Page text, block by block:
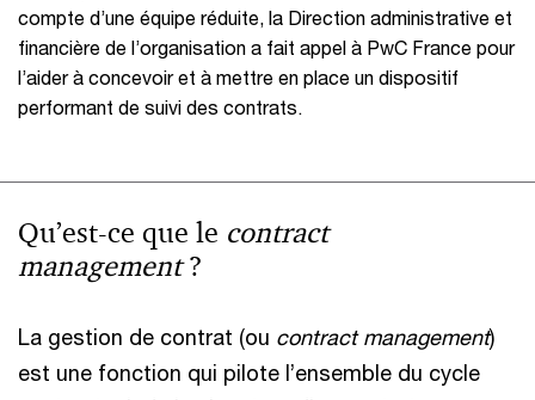
compte d’une équipe réduite, la Direction administrative et
financière de l’organisation a fait appel à PwC France pour
l’aider à concevoir et à mettre en place un dispositif
performant de suivi des contrats.
Qu’est-ce que le contract
management?
La gestion de contrat (ou contract management)
est une fonction qui pilote l’ensemble du cycle